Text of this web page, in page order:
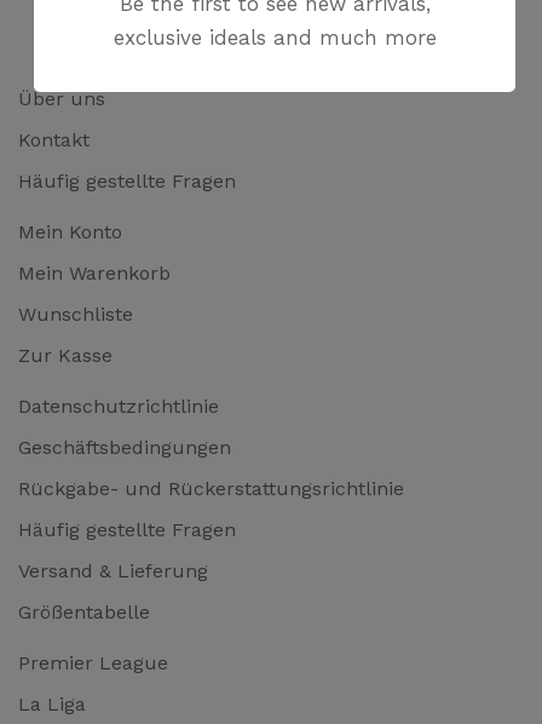
Über uns
Kontakt
Häufig gestellte Fragen
Mein Konto
Mein Warenkorb
Wunschliste
Zur Kasse
Datenschutzrichtlinie
Geschäftsbedingungen
Rückgabe- und Rückerstattungsrichtlinie
Häufig gestellte Fragen
Versand & Lieferung
Größentabelle
Premier League
La Liga
exclusive ideals and much more